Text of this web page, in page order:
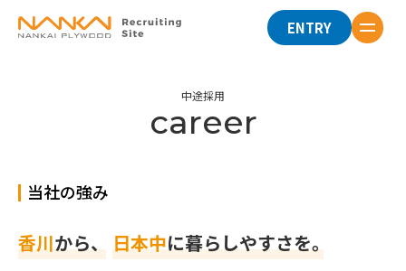
ENTRY
中途採用
career
当社の強み
香川から、 日本中に暮らしやすさを。